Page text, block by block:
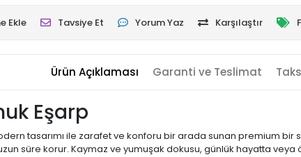
Ekle Tavsiye Et Yorum Yaz Karşılaştır
Ürün Açıklaması Garanti ve Teslimat
Eşarp
tasarımı ile zarafet ve konforu bir arada sunan premium
süre korur. Kaymaz ve yumuşak dokusu, günlük hayatta